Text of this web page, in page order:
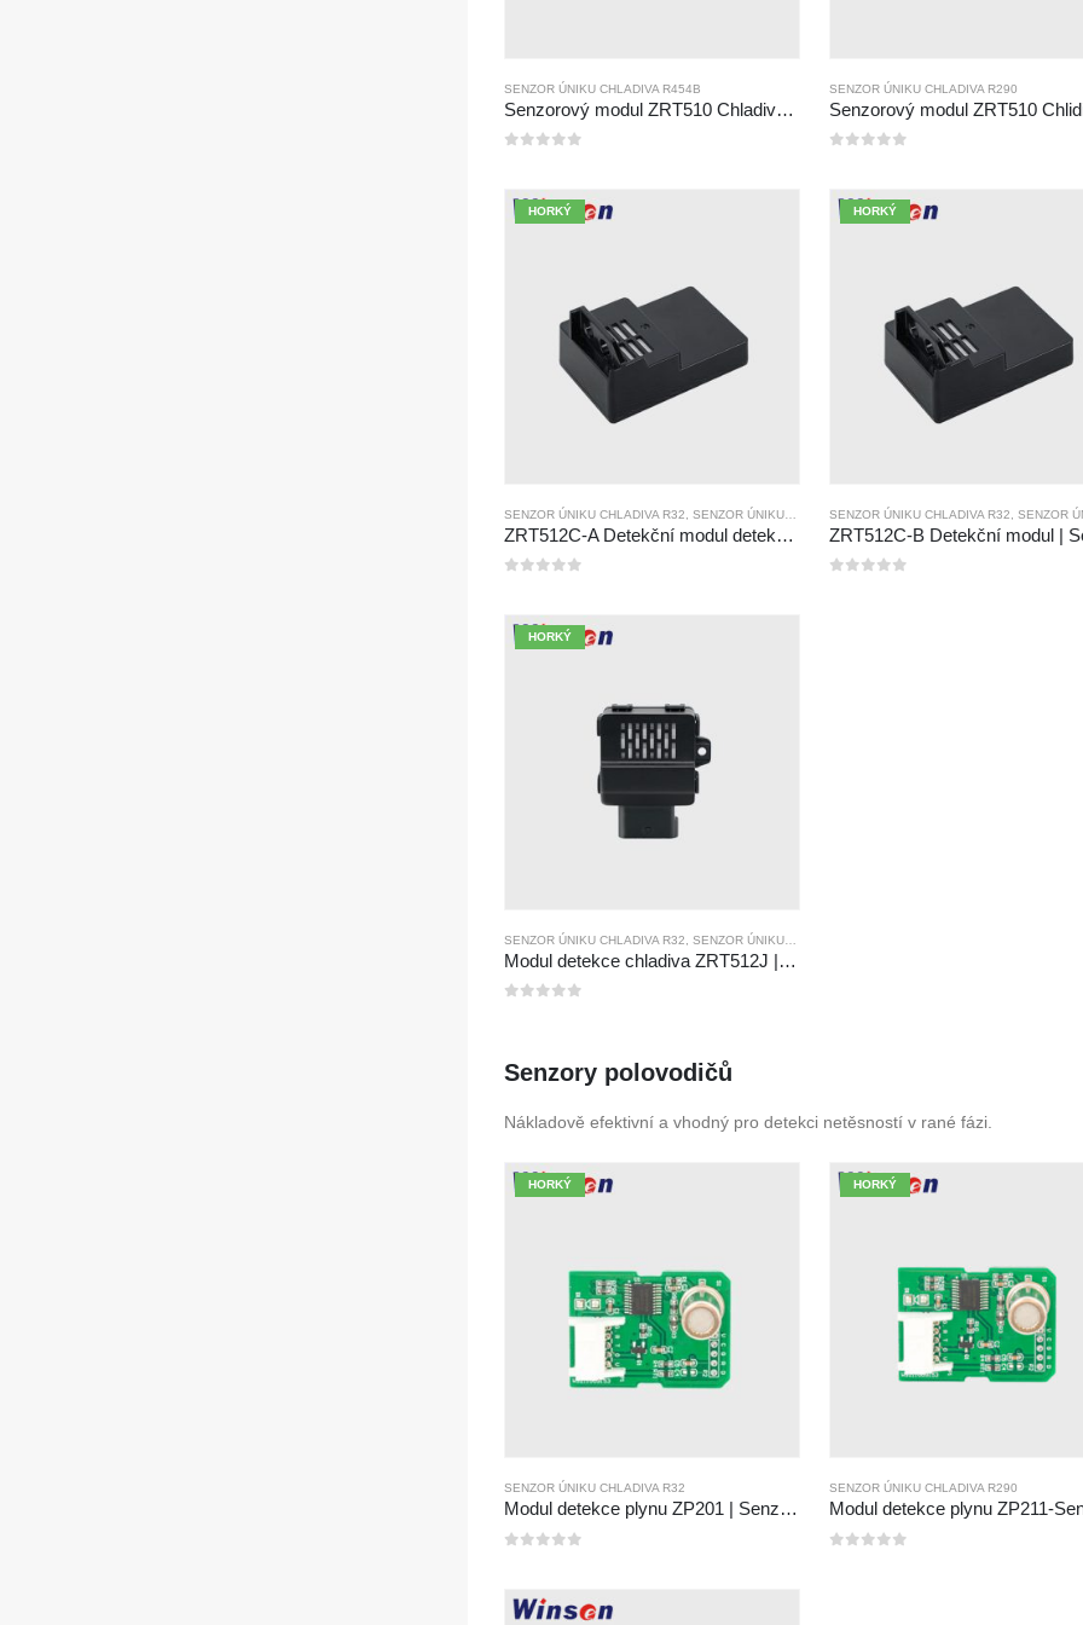
SENZOR ÚNIKU CHLADIVA R454B
Senzorový modul ZRT510 Chladiva R454B-vysoce výkonný senzor chladiva NDIR
SENZOR ÚNIKU CHLADIVA R290
HORKÝ
SENZOR ÚNIKU CHLADIVA R32 ,SENZOR ÚNIKU CHLADIVA R290 , SENZOR ÚNIKU CHLADIVA
ZRT512C-A Detekční modul detekce chladiva | Senzor plynu NDIR pro R32, R454B, R290 | Široký napěťový zdroj
HORKÝ
SENZOR ÚNIKU CHLADIVA R32 ,SENZOR ÚNIKU
HORKÝ
SENZOR ÚNIKU CHLADIVA R32 ,SENZOR ÚNIKU CHLADIVA R290
Modul detekce chladiva ZRT512J | Senzor plynu NDIR pro R32, R454B, R290 | Komunikace RS485
Senzory polovodičů
Nákladově efektivní a vhodný pro detekci netěsností v rané fázi.
HORKÝ
SENZOR ÚNIKU CHLADIVA R32
Modul detekce plynu ZP201 | Senzor úniku R32 s vysokou citlivostí
HORKÝ
SENZOR ÚNIKU CHLADIVA R290